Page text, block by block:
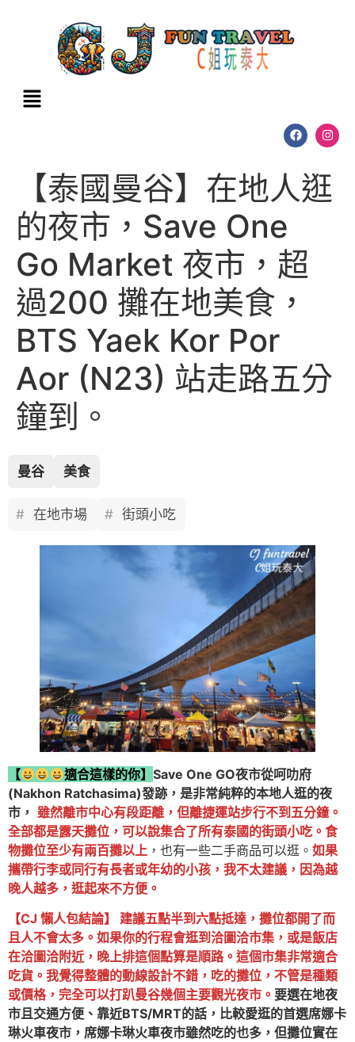
【泰國曼谷】在地人逛
的夜市，Save One
Go Market 夜市，超
過200 攤在地美食，
BTS Yaek Kor Por
Aor (N23) 站走路五分
鐘到。
曼谷 美食
在地市場 街頭小吃
【 適合這樣的你】 Save One GO夜市從呵叻府
(Nakhon Ratchasima)發跡，是非常純粹的本地人逛的夜
市， 雖然離市中心有段距離，但離捷運站步行不到五分鐘。
全部都是露天攤位，可以說集合了所有泰國的街頭小吃。食
物攤位至少有兩百攤以上 ，也有一些二手商品可以逛。 如果
攜帶行李或同行有長者或年幼的小孩，我不太建議，因為越
晚人越多，逛起來不方便。
【CJ 懶人包結論】 建議五點半到六點抵達，攤位都開了而
且人不會太多。如果你的行程會逛到洽圖洽市集，或是飯店
在洽圖洽附近，晚上排這個點算是順路。這個市集非常適合
吃貨。我覺得整體的動線設計不錯，吃的攤位，不管是種類
或價格，完全可以打趴曼谷幾個主要觀光夜市。 要選在地夜
市且交通方便、靠近BTS/MRT的話，比較愛逛的首選席娜卡
琳火車夜市，席娜卡琳火車夜市雖然吃的也多，但攤位實在